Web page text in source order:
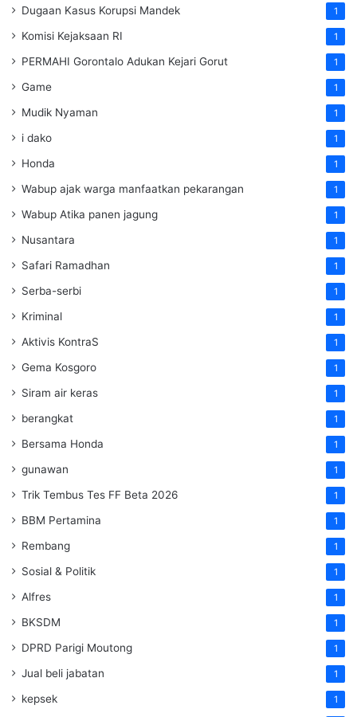
Dugaan Kasus Korupsi Mandek 1
Komisi Kejaksaan RI 1
PERMAHI Gorontalo Adukan Kejari Gorut 1
Game 1
Mudik Nyaman 1
i dako 1
Honda 1
Wabup ajak warga manfaatkan pekarangan 1
Wabup Atika panen jagung 1
Nusantara 1
Safari Ramadhan 1
Serba-serbi 1
Kriminal 1
Aktivis KontraS 1
Gema Kosgoro 1
Siram air keras 1
berangkat 1
Bersama Honda 1
gunawan 1
Trik Tembus Tes FF Beta 2026 1
BBM Pertamina 1
Rembang 1
Sosial & Politik 1
Alfres 1
BKSDM 1
DPRD Parigi Moutong 1
Jual beli jabatan 1
kepsek 1